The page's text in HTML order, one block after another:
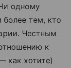
одному
более тем, кто
Честным
к
как хотите)